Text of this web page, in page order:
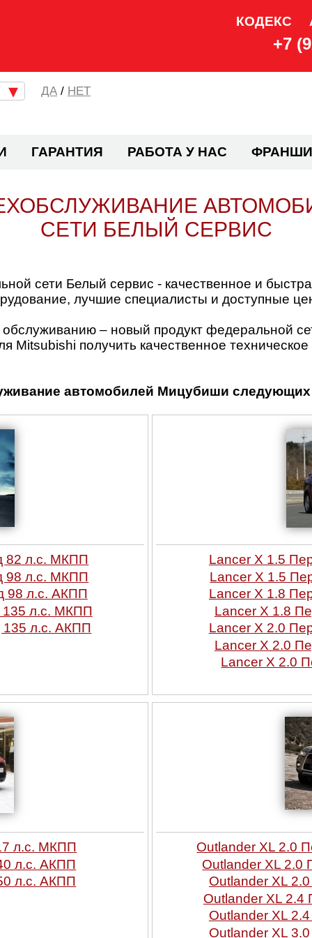
КОДЕКС
+7
/ НЕТ
ГАРАНТИЯ РАБОТА У НАС
СЕТИ БЕЛЫЙ СЕРВИС
сети Белый сервис - качественное и
лучшие специалисты и доступные
– новый продукт федеральной
Mitsubishi получить качественное
автомобилей Мицубиши
82 л.с. МКПП
98 л.с. МКПП
98 л.с. АКПП
135 л.с. МКПП
135 л.с. АКПП
Lancer X 1.5
Lancer X 1.5
Lancer X 1.8
Lancer X 1.8
Lancer X 2.0
Lancer X 2.0
Lancer X 2.0
л.с. МКПП
л.с. АКПП
л.с. АКПП
Outlander XL 2.0
Outlander XL 2.0
Outlander XL
Outlander XL
Outlander XL
Outlander XL